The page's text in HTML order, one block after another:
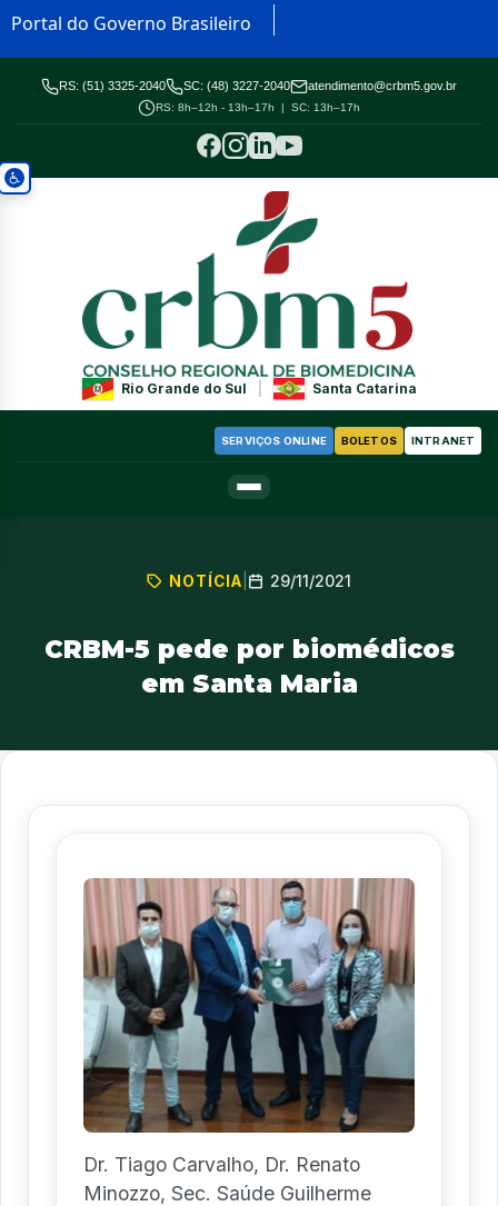
Portal do Governo Brasileiro
RS: (51) 3325-2040 SC: (48) 3227-2040 atendimento@crbm5.gov.br
RS: 8h–12h - 13h–17h | SC: 13h–17h
Rio Grande do Sul Santa Catarina
SERVIÇOS ONLINE BOLETOS INTRANET
NOTÍCIA 29/11/2021
CRBM-5 pede por biomédicos
em Santa Maria
Dr. Tiago Carvalho, Dr. Renato
Minozzo, Sec. Saúde Guilherme